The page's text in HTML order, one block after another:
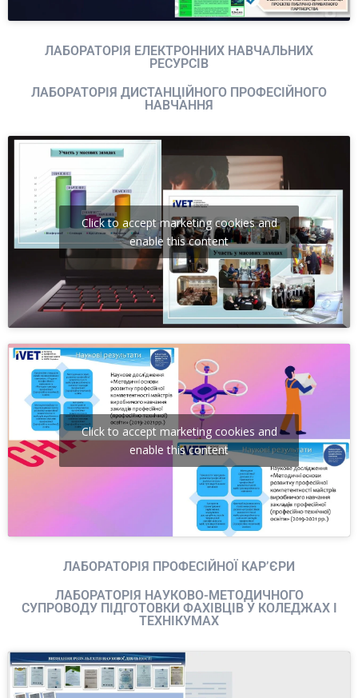
ЛАБОРАТОРІЯ ЕЛЕКТРОННИХ НАВЧАЛЬНИХ
РЕСУРСІВ
ЛАБОРАТОРІЯ ДИСТАНЦІЙНОГО ПРОФЕСІЙНОГО
НАВЧАННЯ
Click to accept marketing cookies and
enable this content
Click to accept marketing cookies and
enable this content
ЛАБОРАТОРІЯ ПРОФЕСІЙНОЇ КАР’ЄРИ
ЛАБОРАТОРІЯ НАУКОВО-МЕТОДИЧНОГО
СУПРОВОДУ ПІДГОТОВКИ ФАХІВЦІВ У КОЛЕДЖАХ І
ТЕХНІКУМАХ